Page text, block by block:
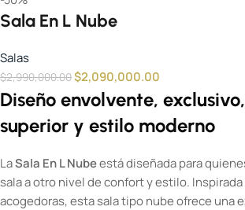
Sala En L Nube
Salas
$2,990,000.00$2,090,000.00
Diseño envolvente,
superior y estilo moderno
LaSala En L Nubeestá diseñada para
sala a otro nivel de confort y estilo. Inspirada
acogedoras, esta sala tipo nube ofrece una